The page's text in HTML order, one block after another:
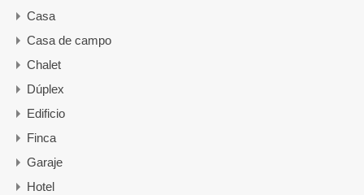
Casa
Casa de campo
Chalet
Dúplex
Edificio
Finca
Garaje
Hotel